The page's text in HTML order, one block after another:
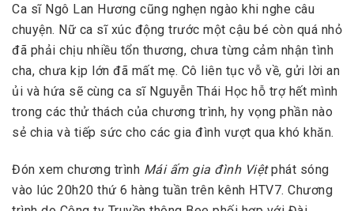
Ca sĩ Ngô Lan Hương cũng nghẹn ngào khi nghe câu
chuyện. Nữ ca sĩ xúc động trước một cậu bé còn quá nhỏ
đã phải chịu nhiều tổn thương, chưa từng cảm nhận tình
cha, chưa kịp lớn đã mất mẹ. Cô liên tục vỗ về, gửi lời an
ủi và hứa sẽ cùng ca sĩ Nguyễn Thái Học hỗ trợ hết mình
trong các thử thách của chương trình, hy vọng phần nào
sẻ chia và tiếp sức cho các gia đình vượt qua khó khăn.
Đón xem chương trình Mái ấm gia đình Việtphát sóng
vào lúc 20h20 thứ 6 hàng tuần trên kênh HTV7. Chương